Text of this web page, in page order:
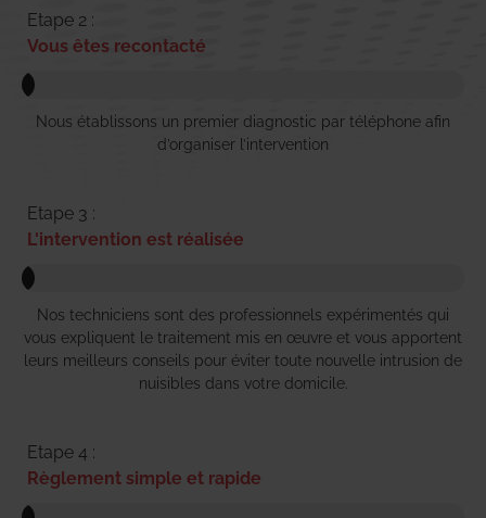
Etape 2 :
Vous êtes recontacté
Nous établissons un premier diagnostic par téléphone afin
d’organiser l’intervention
Etape 3 :
L'intervention est réalisée
Nos techniciens sont des professionnels expérimentés qui
vous expliquent le traitement mis en œuvre et vous apportent
leurs meilleurs conseils pour éviter toute nouvelle intrusion de
nuisibles dans votre domicile.
Etape 4 :
Règlement simple et rapide